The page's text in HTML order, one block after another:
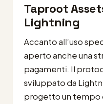
Taproot
Lightning
Accanto all’uso
aperto anche una
pagamenti. Il
sviluppato da
progetto un tempo